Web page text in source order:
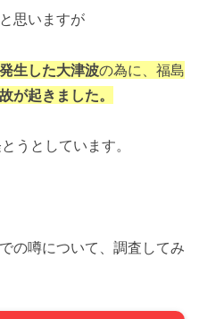
思いますが
生した大津波の為に、福島
が起きました。
うとしています。
の噂について、調査してみ